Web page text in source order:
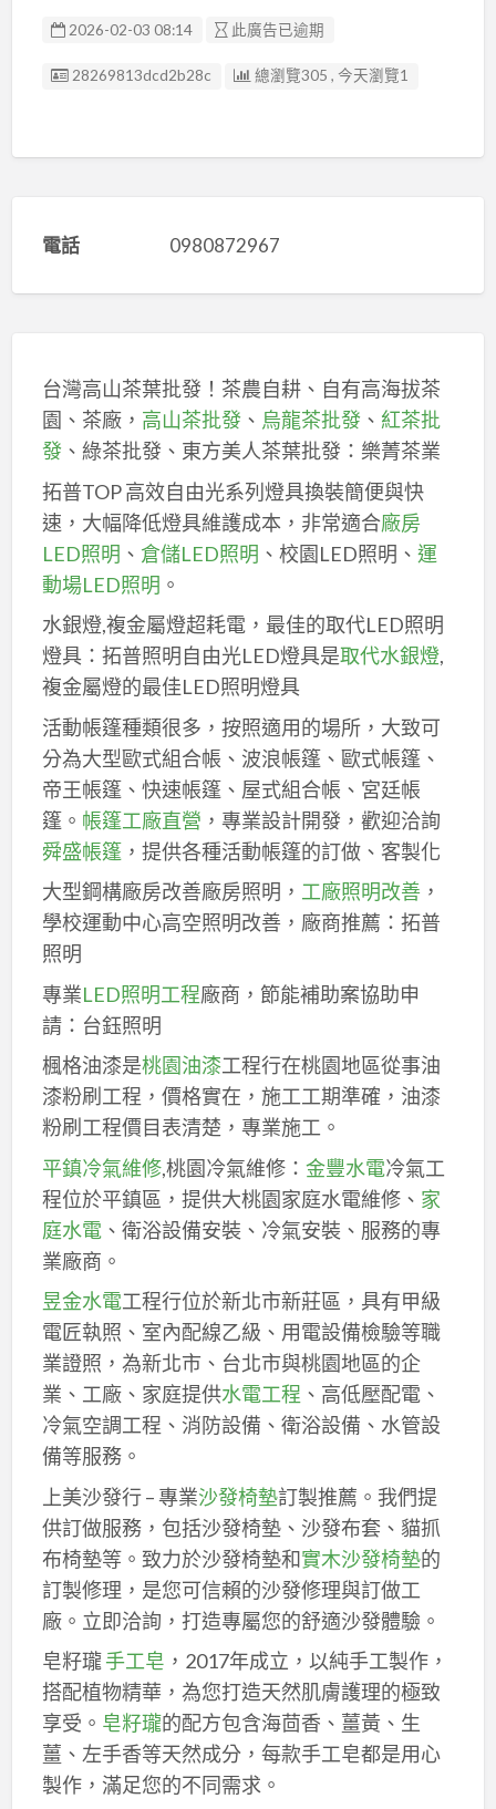
2026-02-03 08:14 此廣告已逾期
廣告编號
28269813dcd2b28c 總瀏覽305 , 今天瀏覽1
電話 0980872967
台灣高山茶葉批發！茶農自耕、自有高海拔茶
園、茶廠， 高山茶批發、 烏龍茶批發、 紅茶批
發、綠茶批發、東方美人茶葉批發：樂菁茶業
拓普TOP 高效自由光系列燈具換裝簡便與快
速，大幅降低燈具維護成本，非常適合廠房
LED照明 、 倉儲LED照明 、校園LED照明、 運
動場LED照明 。
水銀燈,複金屬燈超耗電，最佳的取代LED照明
燈具：拓普照明自由光LED燈具是取代水銀燈,
複金屬燈的最佳LED照明燈具
活動帳篷種類很多，按照適用的場所，大致可
分為大型歐式組合帳、波浪帳篷、歐式帳篷、
帝王帳篷、快速帳篷、屋式組合帳、宮廷帳
篷。 帳篷工廠直營 ，專業設計開發，歡迎洽詢
舜盛帳篷，提供各種活動帳篷的訂做、客製化
大型鋼構廠房改善廠房照明， 工廠照明改善，
學校運動中心高空照明改善，廠商推薦：拓普
照明
專業LED照明工程廠商，節能補助案協助申
請：台鈺照明
楓格油漆是桃園油漆工程行在桃園地區從事油
漆粉刷工程，價格實在，施工工期準確，油漆
粉刷工程價目表清楚，專業施工。
平鎮冷氣維修,桃園冷氣維修： 金豐水電冷氣工
程位於平鎮區，提供大桃園家庭水電維修、 家
庭水電、衛浴設備安裝、冷氣安裝、服務的專
業廠商。
昱金水電工程行位於新北市新莊區，具有甲級
電匠執照、室內配線乙級、用電設備檢驗等職
業證照，為新北市、台北市與桃園地區的企
業、工廠、家庭提供水電工程 、高低壓配電、
冷氣空調工程、消防設備、衛浴設備、水管設
備等服務。
上美沙發行 – 專業沙發椅墊訂製推薦。我們提
供訂做服務，包括沙發椅墊、沙發布套、貓抓
布椅墊等。致力於沙發椅墊和實木沙發椅墊的
訂製修理，是您可信賴的沙發修理與訂做工
廠。立即洽詢，打造專屬您的舒適沙發體驗。
皂籽瓏手工皂 ，2017年成立，以純手工製作，
搭配植物精華，為您打造天然肌膚護理的極致
享受。 皂籽瓏的配方包含海茴香、薑黃、生
薑、左手香等天然成分，每款手工皂都是用心
製作，滿足您的不同需求。